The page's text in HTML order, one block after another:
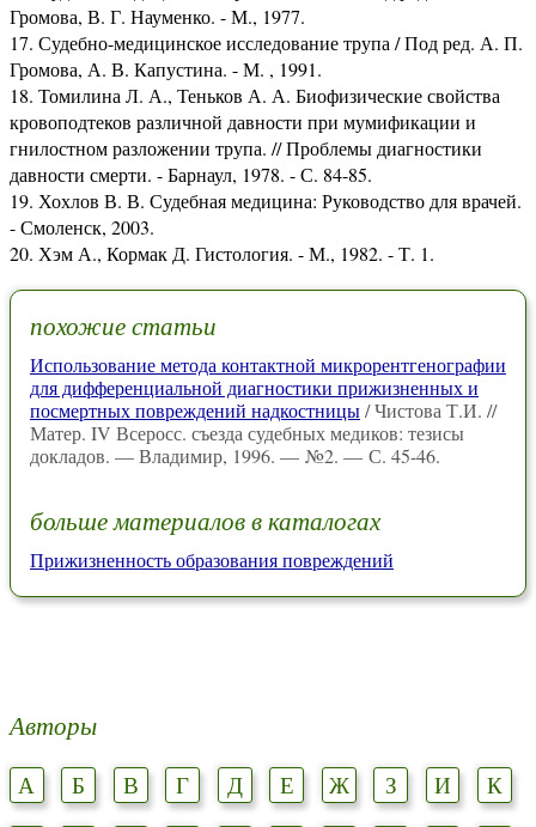
Громова, В. Г. Науменко. - М., 1977.
17. Судебно-медицинское исследование трупа / Под ред. А. П.
Громова, А. В. Капустина. - М. , 1991.
18. Томилина Л. А., Теньков А. А. Биофизические свойства
кровоподтеков различной давности при мумификации и
гнилостном разложении трупа. // Проблемы диагностики
давности смерти. - Барнаул, 1978. - С. 84-85.
19. Хохлов В. В. Судебная медицина: Руководство для врачей.
- Смоленск, 2003.
20. Хэм А., Кормак Д. Гистология. - М., 1982. - Т. 1.
похожие статьи
Использование метода контактной микрорентгенографии
для дифференциальной диагностики прижизненных и
посмертных повреждений надкостницы/ Чистова Т.И. //
Матер. IV Всеросс. съезда судебных медиков: тезисы
докладов. — Владимир, 1996. — №2. — С. 45-46.
больше материалов в каталогах
Прижизненность образования повреждений
Авторы
А Б В Г Д Е Ж З И
К